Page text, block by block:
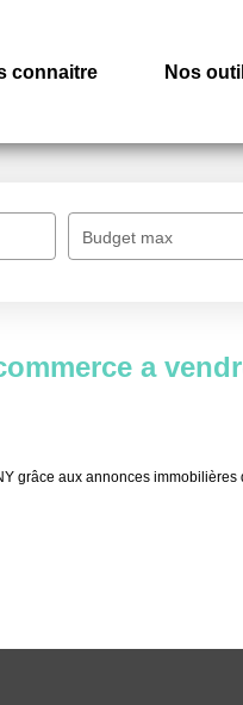
connaitre Nos
Budget max
a
grâce aux annonces immobilières